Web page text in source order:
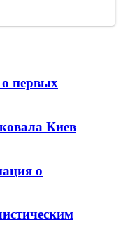
о первых
Киев
о